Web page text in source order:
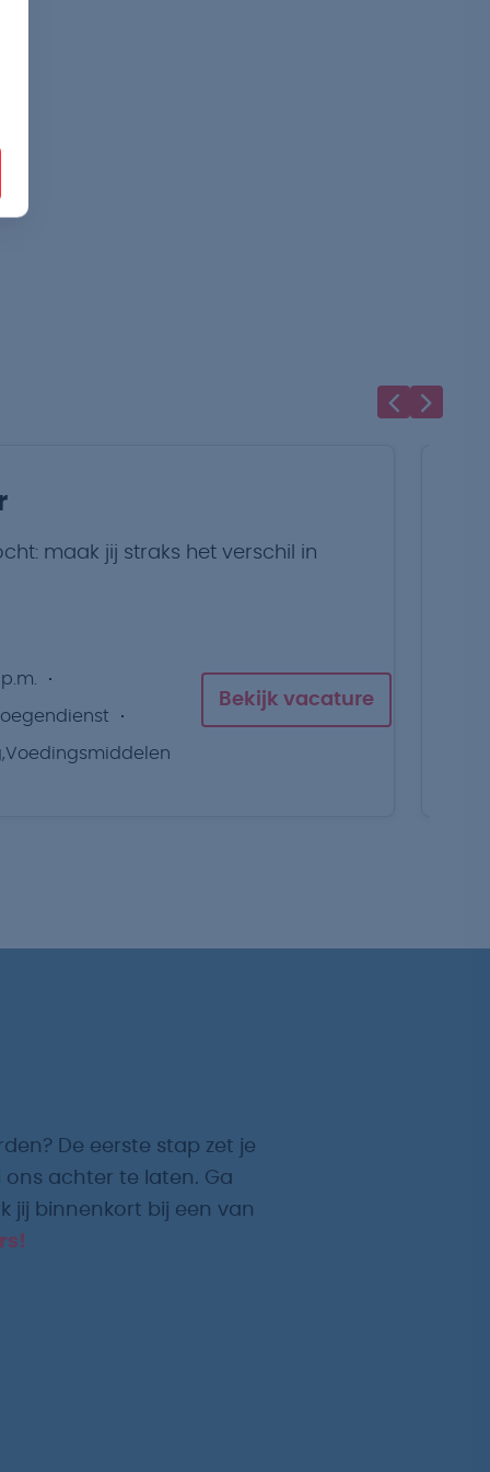
maak jij straks het verschil in
Bekijk vacature
De eerste stap zet je
achter te laten. Ga
jij binnenkort bij een van